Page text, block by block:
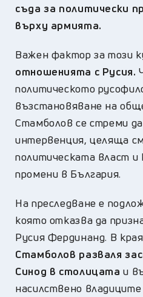
съда за политически
върху армията.
Важен фактор за този
отношенията с Русия.
политическото
възстановяване на
Стамболов се стреми
интервенция, целяща
политическата власт
промени в България.
На преследване е
която отказва да
Русия Фердинанд. В
Стамболов разваля
Синод в столицата и
насилствено